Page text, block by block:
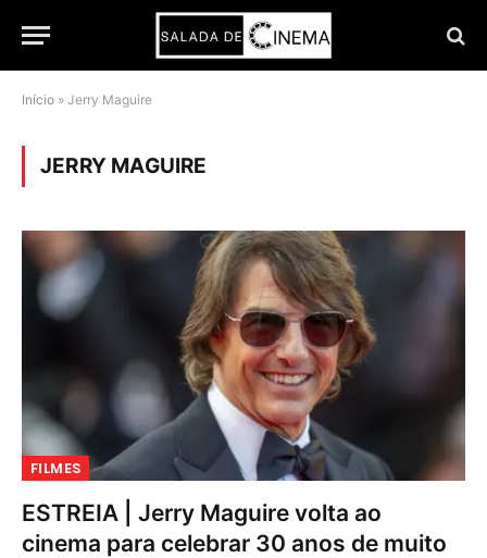
Início » Jerry Maguire
JERRY MAGUIRE
FILMES
ESTREIA | Jerry Maguire volta ao
cinema para celebrar 30 anos de muito